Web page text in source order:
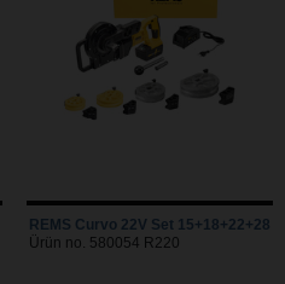
REMS Curvo 22V Set 15+18+22+28
Ürün no. 580054 R220